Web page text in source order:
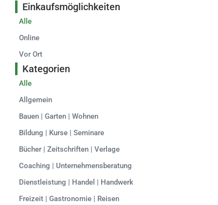
Einkaufsmöglichkeiten
Online
Vor Ort
Alle
Kategorien
Allgemein
Bauen | Garten | Wohnen
Bildung | Kurse | Seminare
Bücher | Zeitschriften | Verlage
Coaching | Unternehmensberatung
Dienstleistung | Handel | Handwerk
Freizeit | Gastronomie | Reisen
Alle